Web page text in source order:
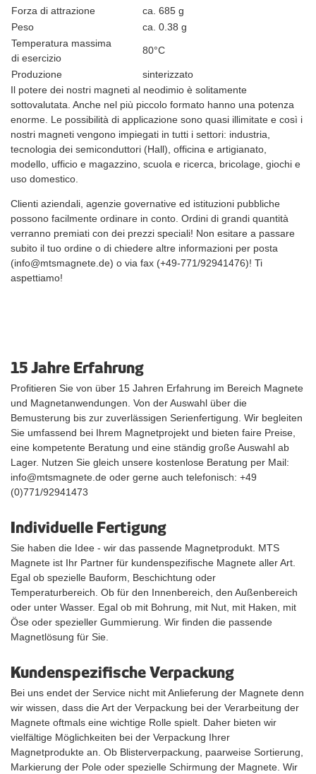
Forza di attrazione
ca. 685 g
Peso
ca. 0.38 g
Temperatura massima
di esercizio
80°C
Produzione
sinterizzato
Il potere dei nostri magneti al neodimio è solitamente
sottovalutata. Anche nel più piccolo formato hanno una potenza
enorme. Le possibilità di applicazione sono quasi illimitate e così i
nostri magneti vengono impiegati in tutti i settori: industria,
tecnologia dei semiconduttori (Hall), officina e artigianato,
modello, ufficio e magazzino, scuola e ricerca, bricolage, giochi e
uso domestico.
Clienti aziendali, agenzie governative ed istituzioni pubbliche
possono facilmente ordinare in conto. Ordini di grandi quantità
verranno premiati con dei prezzi speciali! Non esitare a passare
subito il tuo ordine o di chiedere altre informazioni per posta
(info@mtsmagnete.de) o via fax (+49-771/92941476)! Ti
aspettiamo!
15 Jahre Erfahrung
Profitieren Sie von über 15 Jahren Erfahrung im Bereich Magnete
und Magnetanwendungen. Von der Auswahl über die
Bemusterung bis zur zuverlässigen Serienfertigung. Wir begleiten
Sie umfassend bei Ihrem Magnetprojekt und bieten faire Preise,
eine kompetente Beratung und eine ständig große Auswahl ab
Lager. Nutzen Sie gleich unsere kostenlose Beratung per Mail:
info@mtsmagnete.de oder gerne auch telefonisch: +49
(0)771/92941473
Individuelle Fertigung
Sie haben die Idee - wir das passende Magnetprodukt. MTS
Magnete ist Ihr Partner für kundenspezifische Magnete aller Art.
Egal ob spezielle Bauform, Beschichtung oder
Temperaturbereich. Ob für den Innenbereich, den Außenbereich
oder unter Wasser. Egal ob mit Bohrung, mit Nut, mit Haken, mit
Öse oder spezieller Gummierung. Wir finden die passende
Magnetlösung für Sie.
Kundenspezifische Verpackung
Bei uns endet der Service nicht mit Anlieferung der Magnete denn
wir wissen, dass die Art der Verpackung bei der Verarbeitung der
Magnete oftmals eine wichtige Rolle spielt. Daher bieten wir
vielfältige Möglichkeiten bei der Verpackung Ihrer
Magnetprodukte an. Ob Blisterverpackung, paarweise Sortierung,
Markierung der Pole oder spezielle Schirmung der Magnete. Wir